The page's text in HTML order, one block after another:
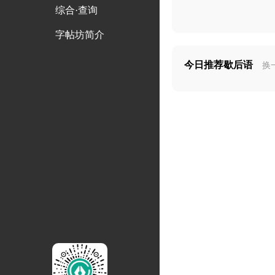
综合·查询
字帖坊简介
今日推荐歇后语 换